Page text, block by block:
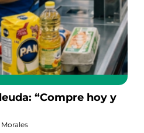
“Compre hoy y